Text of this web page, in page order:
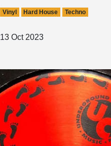
Vinyl Hard House Techno
13 Oct 2023